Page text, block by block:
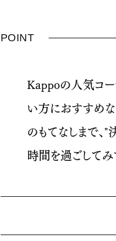
POINT
Kappoの人気コー
い方におすすめ
のもてなしまで、
時間を過ごしてみ